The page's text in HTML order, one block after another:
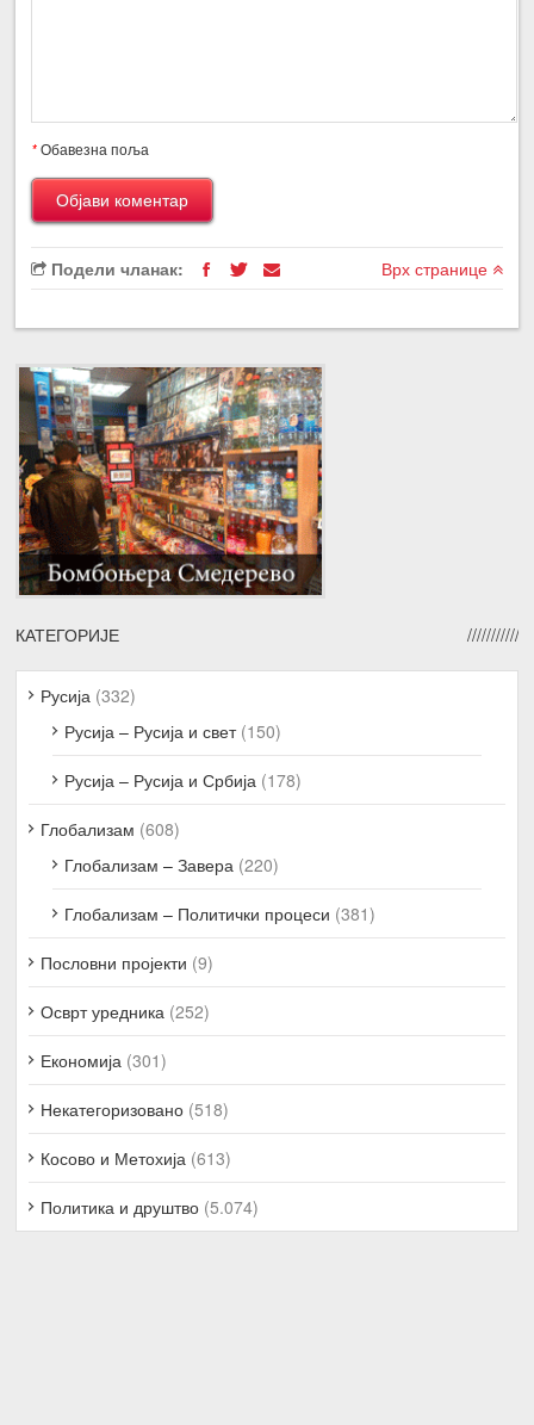
*Обавезна поља
Подели чланак: Врх странице
КАТЕГОРИЈЕ
Русија (332)
Русија – Русија и свет(150)
Русија – Русија и Србија (178)
Глобализам (608)
Глобализам – Завера (220)
Глобализам – Политички процеси (381)
Пословни пројекти (9)
Осврт уредника (252)
Економија (301)
Некатегоризовано (518)
Косово и Метохија (613)
Политика и друштво (5.074)